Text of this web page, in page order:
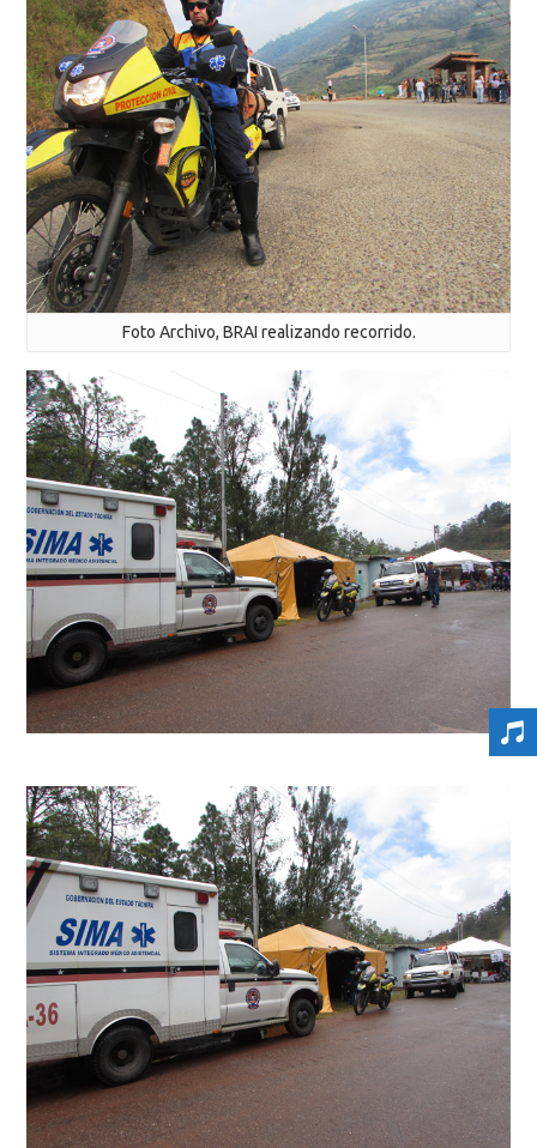
Foto Archivo, BRAI realizando recorrido.